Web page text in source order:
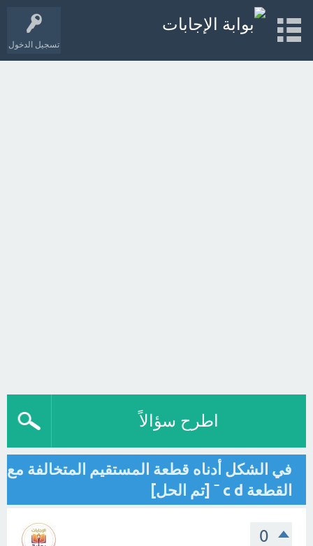
تسجيل الدخول
اطرح سؤالاً
في الشكل أدناه قطعة المستقيم المتخالفة مع
القطعة c d ¯ [تم الحل]
0